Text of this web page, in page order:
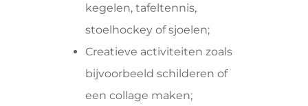
kegelen, tafeltennis,
stoelhockey of sjoelen;
Creatieve activiteiten zoals
bijvoorbeeld schilderen of
een collage maken;